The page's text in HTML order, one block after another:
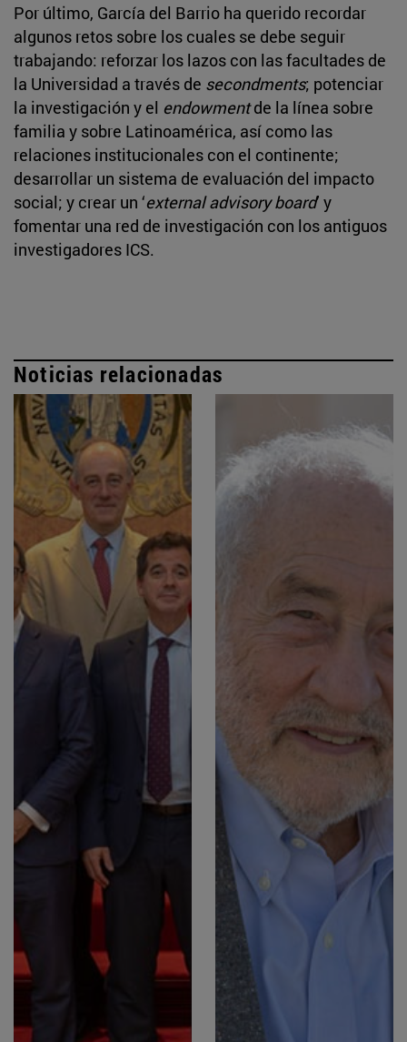
Por último, García del Barrio ha querido recordar
algunos retos sobre los cuales se debe seguir
trabajando: reforzar los lazos con las facultades de
la Universidad a través de secondments; potenciar
la investigación y el endowmentde la línea sobre
familia y sobre Latinoamérica, así como las
relaciones institucionales con el continente;
desarrollar un sistema de evaluación del impacto
social; y crear un ‘external advisory board’ y
fomentar una red de investigación con los antiguos
investigadores ICS.
Noticias relacionadas